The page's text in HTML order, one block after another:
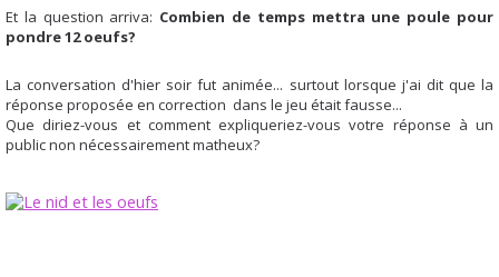
Et la question arriva: Combien de temps mettra une poule pour
pondre 12 oeufs?
La conversation d'hier soir fut animée... surtout lorsque j'ai dit que la
réponse proposée en correction dans le jeu était fausse...
Que diriez-vous et comment expliqueriez-vous votre réponse à un
public non nécessairement matheux?